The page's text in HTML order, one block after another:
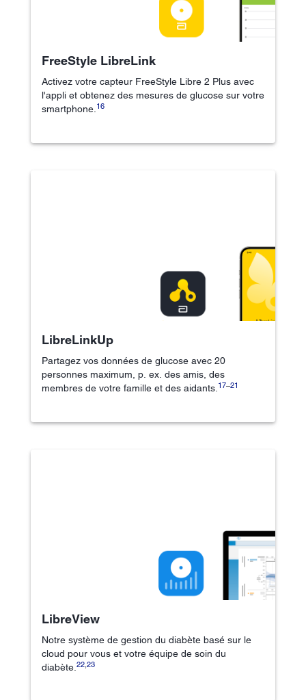
FreeStyle LibreLink
Activez votre capteur FreeStyle Libre 2 Plus avec
l'appli et obtenez des mesures de glucose sur votre
smartphone. 16
LibreLinkUp
Partagez vos données de glucose avec 20
personnes maximum, p. ex. des amis, des
membres de votre famille et des aidants. 17–21
LibreView
Notre système de gestion du diabète basé sur le
cloud pour vous et votre équipe de soin du
diabète. 22,23